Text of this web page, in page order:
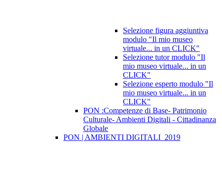
Selezione figura aggiuntiva
modulo "Il mio museo
virtuale... in un CLICK"
Selezione tutor modulo "Il
mio museo virtuale... in un
CLICK"
Selezione esperto modulo "Il
mio museo virtuale... in un
CLICK"
PON :Competenze di Base- Patrimonio
Culturale- Ambienti Digitali - Cittadinanza
Globale
PON | AMBIENTI DIGITALI_2019